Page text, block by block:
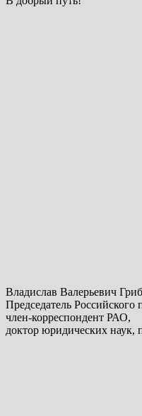
Владислав Валерьевич Гриб
Председатель Российского
член-корреспондент РАО,
доктор юридических наук,